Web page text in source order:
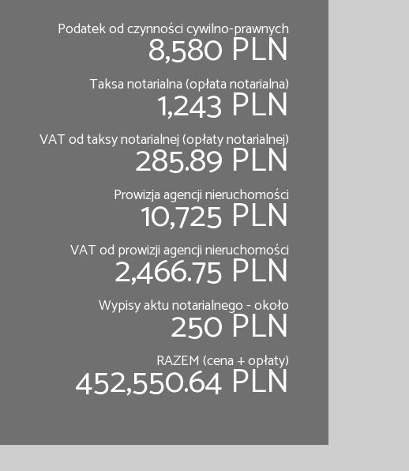
Podatek od czynności cywilno-prawnych
8,580 PLN
Taksa notarialna (opłata notarialna)
1,243 PLN
VAT od taksy notarialnej (opłaty notarialnej)
285.89 PLN
Prowizja agencji nieruchomości
10,725 PLN
VAT od prowizji agencji nieruchomości
2,466.75 PLN
Wypisy aktu notarialnego - około
250 PLN
RAZEM (cena + opłaty)
452,550.64 PLN